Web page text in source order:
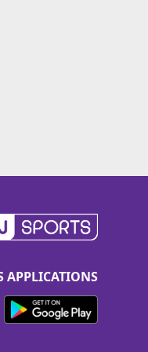
APPLICATIONS